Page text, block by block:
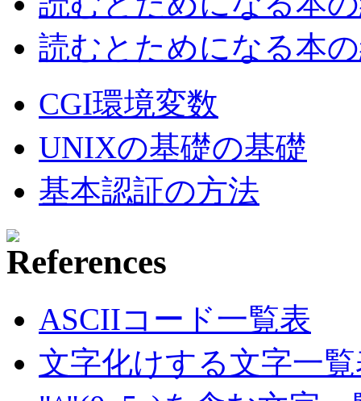
読むとためになる本
CGI環境変数
UNIXの基礎の基礎
基本認証の方法
ASCIIコード一覧表
文字化けする文字一